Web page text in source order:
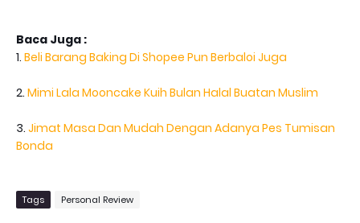
Baca Juga :
1. Beli Barang Baking Di Shopee Pun Berbaloi Juga
2. Mimi Lala Mooncake Kuih Bulan Halal Buatan Muslim
3. Jimat Masa Dan Mudah Dengan Adanya Pes Tumisan
Bonda
Tags Personal Review